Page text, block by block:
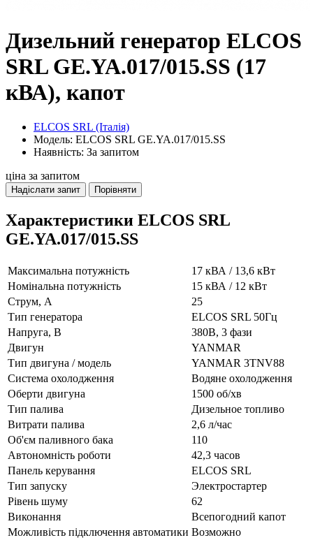
Дизельний генератор ELCOS
SRL GE.YA.017/015.SS (17
кВА), капот
ELCOS SRL (Італія)
Модель: ELCOS SRL GE.YA.017/015.SS
Наявність: За запитом
ціна за запитом
Надіслати запит Порівняти
Характеристики ELCOS SRL
GE.YA.017/015.SS
Максимальна потужність
17 кВА / 13,6 кВт
Номінальна потужність
15 кВА / 12 кВт
Струм, А
25
Тип генератора
ELCOS SRL 50Гц
Напруга, В
380В, 3 фази
Двигун
YANMAR
Тип двигуна / модель
YANMAR 3TNV88
Система охолодження
Водяне охолодження
Оберти двигуна
1500 об/хв
Тип палива
Дизельное топливо
Витрати палива
2,6 л/час
Об'єм паливного бака
110
Автономність роботи
42,3 часов
Панель керування
ELCOS SRL
Тип запуску
Электростартер
Рівень шуму
62
Виконання
Всепогодний капот
Можливість підключення автоматики Возможно